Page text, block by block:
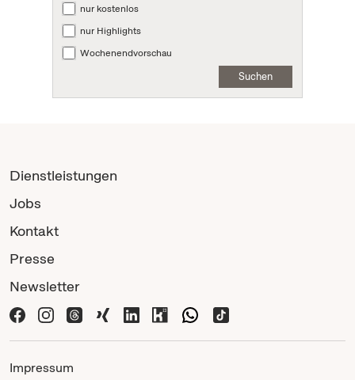
nur kostenlos
nur Highlights
Wochenendvorschau
Suchen
Dienstleistungen
Jobs
Kontakt
Presse
Newsletter
Impressum